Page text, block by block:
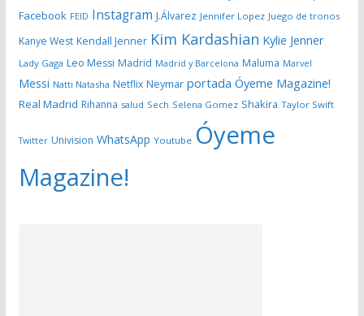
Facebook FEID Instagram J.Álvarez Jennifer Lopez Juego de tronos
Kanye West Kendall Jenner Kim Kardashian Kylie Jenner
Lady Gaga Leo Messi Madrid Madrid y Barcelona Maluma Marvel
Messi Natti Natasha Netflix Neymar portada Óyeme Magazine!
Real Madrid Rihanna salud Sech Selena Gomez Shakira Taylor Swift
Twitter Univision WhatsApp Youtube Óyeme
Magazine!